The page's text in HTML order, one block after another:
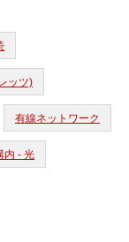
ッツ)
有線ネットワーク
内 - 光